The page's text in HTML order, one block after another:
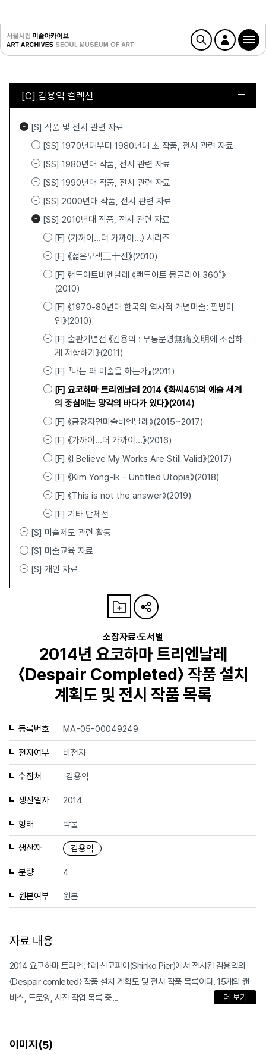
[C] 김용익 컬렉션
[S] 작품 및 전시 관련 자료
[SS] 1970년대부터 1980년대 초 작품, 전시 관련 자료
[SS] 1980년대 작품, 전시 관련 자료
[SS] 1990년대 작품, 전시 관련 자료
[SS] 2000년대 작품, 전시 관련 자료
[SS] 2010년대 작품, 전시 관련 자료
[F] 〈가까이...더 가까이…〉 시리즈
[F] 《젊은모색三十전》(2010)
[F] 랜드아트비엔날레 《랜드아트 몽골리아 360˚》
(2010)
[F] 《1970-80년대 한국의 역사적 개념미술: 팔방미
인》(2010)
[F] 출판기념전 《김용익 : 무통문명無痛文明에 소심하
게 저항하기》(2011)
[F] 『나는 왜 미술을 하는가』(2011)
[F] 요코하마 트리엔날레 2014 《화씨451의 예술 세계
의 중심에는 망각의 바다가 있다》(2014)
[F] 《금강자연미술비엔날레》(2015~2017)
[F] 《가까이…더 가까이…》(2016)
[F] 《I Believe My Works Are Still Valid》(2017)
[F] 《Kim Yong-Ik - Untitled Utopia》(2018)
[F] 《This is not the answer》(2019)
[F] 기타 단체전
[S] 미술제도 관련 활동
[S] 미술교육 자료
[S] 개인 자료
소장자료·도서별
2014년 요코하마 트리엔날레
〈Despair Completed〉 작품 설치
계획도 및 전시 작품 목록
등록번호 MA-05-00049249
전자여부 비전자
수집처 김용익
생산일자 2014
형태 박물
생산자 김용익
분량 4
원본여부 원본
자료 내용
2014 요코하마 트리엔날레 신코피어(Shinko Pier)에서 전시된 김용익의
〈Despair comleted〉 작품 설치 계획도 및 전시 작품 목록이다. 15개의 캔
버스, 드로잉, 사진 작업 목록 중...
더 보기
이미지(5)